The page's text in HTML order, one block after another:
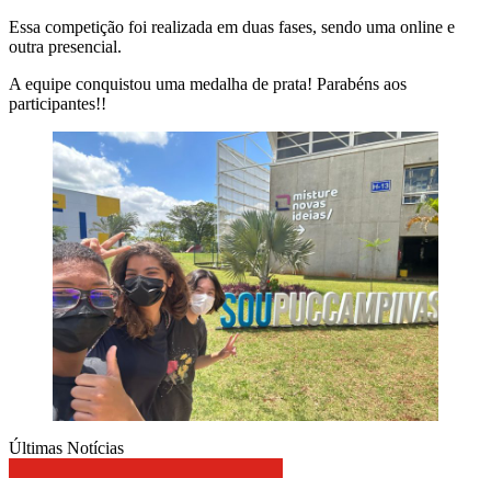
Essa competição foi realizada em duas fases, sendo uma online e
outra presencial.
A equipe conquistou uma medalha de prata! Parabéns aos
participantes!!
Últimas Notícias